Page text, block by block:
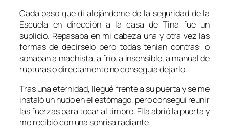
Cada paso que di alejándome de la seguridad de la
Escuela en dirección a la casa deTina fue un
suplicio. Repasaba en mi cabeza una y otra vez las
formas de decírselo pero todas tenían contras: o
sonaban a machista, a frío, a insensible, a manual de
rupturas o directamente no conseguía dejarlo.
Tras una eternidad, llegué frente a su puerta y se me
instaló un nudo en el estómago, pero conseguí reunir
las fuerzas para tocar al timbre. Ella abrió la puerta y
me recibió con una sonrisa radiante.